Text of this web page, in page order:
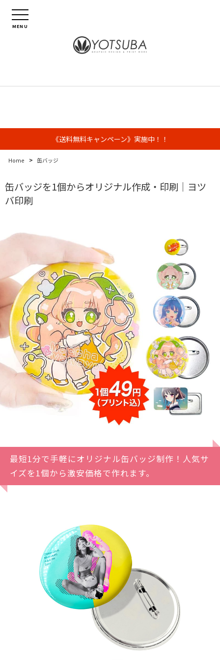
MENU
《送料無料キャンペーン》実施中！！
Home > 缶バッジ
缶バッジを1個からオリジナル作成・印刷｜ヨツ
バ印刷
最短1分で手軽にオリジナル缶バッジ制作！人気サ
イズを1個から激安価格で作れます。